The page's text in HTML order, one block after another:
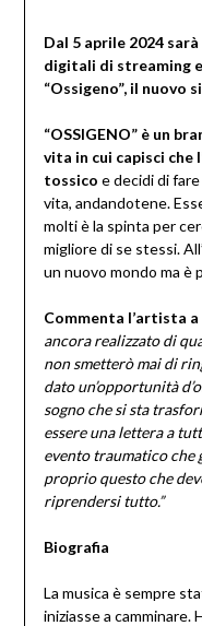
Dal 5 aprile 2024
digitali di streaming
“Ossigeno”, il nuovo
“OSSIGENO” è un
vita in cui capisci che
tossico e decidi di
vita, andandotene.
molti è la spinta per
migliore di se stessi.
un nuovo mondo ma è
Commenta l’artista
ancora realizzato di
non smetterò mai di
dato un’opportunità
sogno che si sta
essere una lettera a
evento traumatico che
proprio questo che
riprendersi tutto.”
Biografia
La musica è sempre
iniziasse a